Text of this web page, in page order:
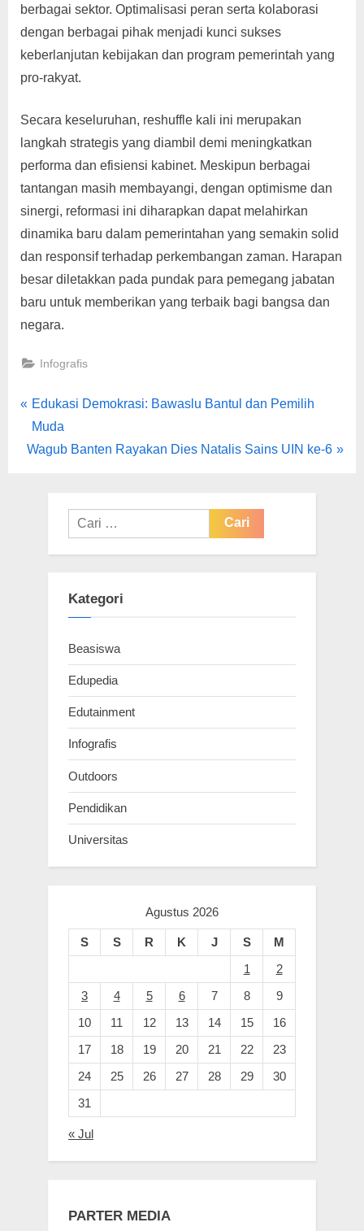
berbagai sektor. Optimalisasi peran serta kolaborasi
dengan berbagai pihak menjadi kunci sukses
keberlanjutan kebijakan dan program pemerintah yang
pro-rakyat.
Secara keseluruhan, reshuffle kali ini merupakan
langkah strategis yang diambil demi meningkatkan
performa dan efisiensi kabinet. Meskipun berbagai
tantangan masih membayangi, dengan optimisme dan
sinergi, reformasi ini diharapkan dapat melahirkan
dinamika baru dalam pemerintahan yang semakin solid
dan responsif terhadap perkembangan zaman. Harapan
besar diletakkan pada pundak para pemegang jabatan
baru untuk memberikan yang terbaik bagi bangsa dan
negara.
Infografis
Navigasi
pos
P
r
e
Edukasi Demokrasi: Bawaslu Bantul dan Pemilih
Muda
N
Wagub Banten Rayakan Dies Natalis Sains UIN ke-6
Cari
untuk:
Kategori
Beasiswa
Edupedia
Edutainment
Infografis
Outdoors
Pendidikan
Universitas
Agustus 2026
S S R K J S
M
1
2
3
4 5 6 7 8
9
10
11 12 13 14 15
16
17
18 19 20 21 22
23
24
25 26 27 28 29
30
31
« Jul
PARTER MEDIA